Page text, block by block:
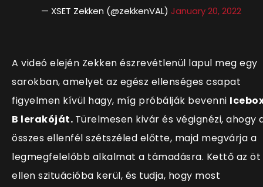
— XSET Zekken (@zekkenVAL) January 20, 2022
A videó elején Zekken észrevétlenül lapul meg egy
sarokban, amelyet az egész ellenséges csapat
figyelmen kívül hagy, míg próbálják bevenni
B lerakóját. Türelmesen kivár és végignézi, ahogy
összes ellenfél szétszéled előtte, majd megvárja a
legmegfelelőbb alkalmat a támadásra. Kettő az öt
ellen szituációba kerül, és tudja, hogy most